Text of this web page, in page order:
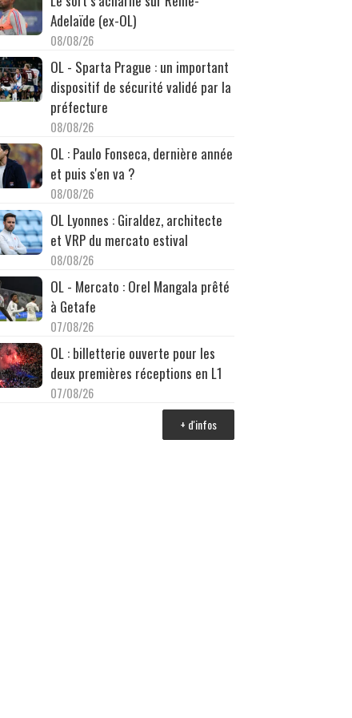
Adelaïde (ex-OL)
08/08/26
OL - Sparta Prague : un important
dispositif de sécurité validé par la
préfecture
08/08/26
OL : Paulo Fonseca, dernière année
et puis s'en va ?
08/08/26
OL Lyonnes : Giraldez, architecte
et VRP du mercato estival
08/08/26
OL - Mercato : Orel Mangala prêté
à Getafe
07/08/26
OL : billetterie ouverte pour les
deux premières réceptions en L1
07/08/26
+ d'infos